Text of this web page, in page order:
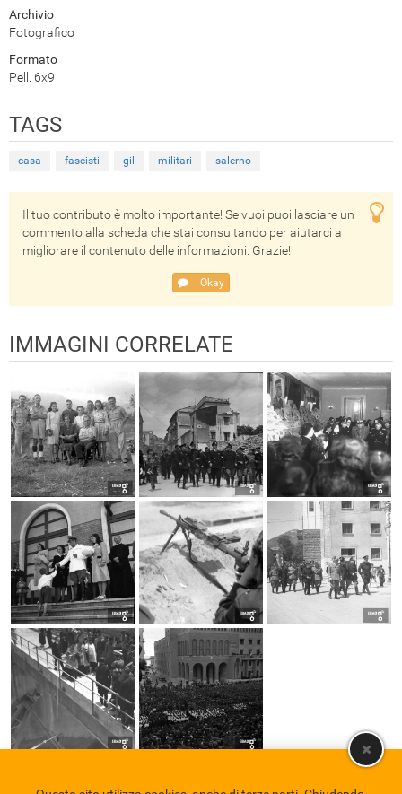
Archivio
Fotografico
Formato
Pell. 6x9
TAGS
casa fascisti gil militari salerno
Il tuo contributo è molto importante! Se vuoi puoi lasciare un
commento alla scheda che stai consultando per aiutarci a
migliorare il contenuto delle informazioni. Grazie!
Okay
IMMAGINI CORRELATE